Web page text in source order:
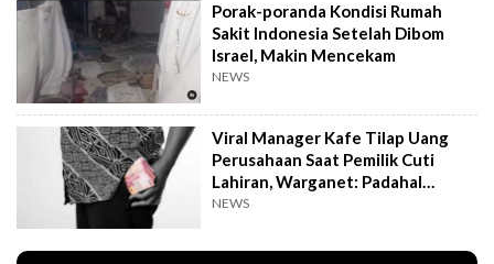
Porak-poranda Kondisi Rumah
Sakit Indonesia Setelah Dibom
Israel, Makin Mencekam
NEWS
Viral Manager Kafe Tilap Uang
Perusahaan Saat Pemilik Cuti
Lahiran, Warganet: Padahal
Enggak Gede Banget
NEWS